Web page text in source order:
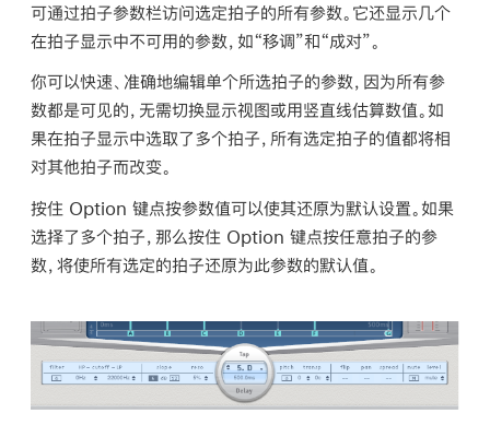
可通过拍子参数栏访问选定拍子的所有参数。它还显示几个
在拍子显示中不可用的参数，如“移调”和“成对”。
你可以快速、准确地编辑单个所选拍子的参数，因为所有参
数都是可见的，无需切换显示视图或用竖直线估算数值。如
果在拍子显示中选取了多个拍子，所有选定拍子的值都将相
对其他拍子而改变。
按住 Option 键点按参数值可以使其还原为默认设置。如果
选择了多个拍子，那么按住 Option 键点按任意拍子的参
数，将使所有选定的拍子还原为此参数的默认值。